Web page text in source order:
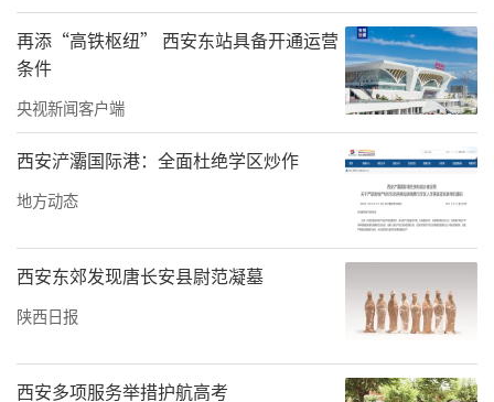
病，以精湛的医术和深厚的医学造诣，赢得了
患者的广泛赞誉。在董世恩的精心钻研和不断
实践中，逐渐形成了一套独具特色的脾胃诊疗
技艺，内服五代家传验方外用验方泥热敷，内
外结合，双管齐下，形成一套标本兼治有效解
决脾胃问题的非遗诊疗技艺。
这套技艺注重人体小环境和外部大环境的融会
贯通结合，辨证施治，因人而异，旨在从根本
上解决脾胃问题。经过数代传承人的不断发展
和完善，董世恩家传胃科传承所已经成为中医
再添“高铁枢纽” 西安东站具备开通运营
条件
央视新闻客户端
西安浐灞国际港：全面杜绝学区炒作
地方动态
西安东郊发现唐长安县尉范凝墓
陕西日报
西安多项服务举措护航高考